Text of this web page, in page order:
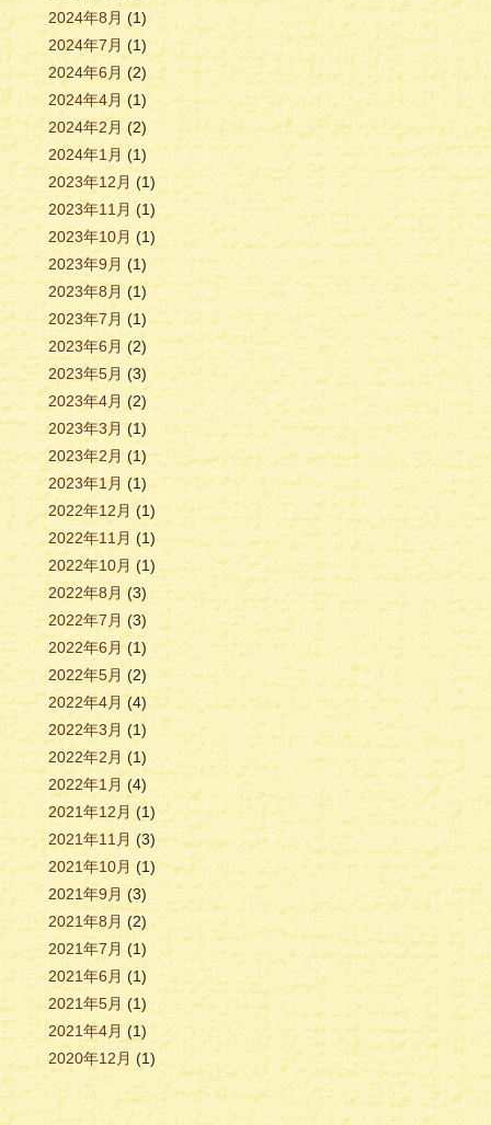
2024年8月(1)
2024年7月(1)
2024年6月 (2)
2024年4月(1)
2024年2月(2)
2024年1月(1)
2023年12月(1)
2023年11月(1)
2023年10月(1)
2023年9月(1)
2023年8月(1)
2023年7月(1)
2023年6月(2)
2023年5月(3)
2023年4月(2)
2023年3月(1)
2023年2月(1)
2023年1月(1)
2022年12月(1)
2022年11月(1)
2022年10月(1)
2022年8月(3)
2022年7月(3)
2022年6月(1)
2022年5月 (2)
2022年4月(4)
2022年3月(1)
2022年2月(1)
2022年1月 (4)
2021年12月(1)
2021年11月 (3)
2021年10月(1)
2021年9月(3)
2021年8月(2)
2021年7月(1)
2021年6月(1)
2021年5月(1)
2021年4月(1)
2020年12月(1)